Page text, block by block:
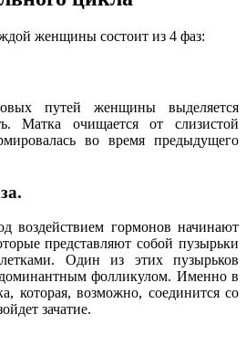
женщины состоит из 4 фаз:
путей женщины выделяется
Матка очищается от слизистой
во время предыдущего
гормонов начинают
представляют собой пузырьки
Один из этих пузырьков
фолликулом. Именно в
которая, возможно, соединится со
зачатие.